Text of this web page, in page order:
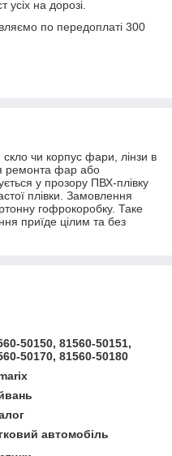
на дорозі.
по передоплаті 300
чи корпус фари, лінзи в
ремонта фар або
у прозору ПВХ-плівку
плівки. Замовлення
гофрокоробку. Таке
приїде цілим та без
50150, 81560-50151,
50170, 81560-50180
автомобіль